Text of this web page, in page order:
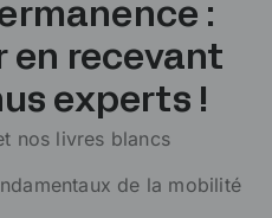
:
en recevant
experts !
nos livres blancs
de la mobilité